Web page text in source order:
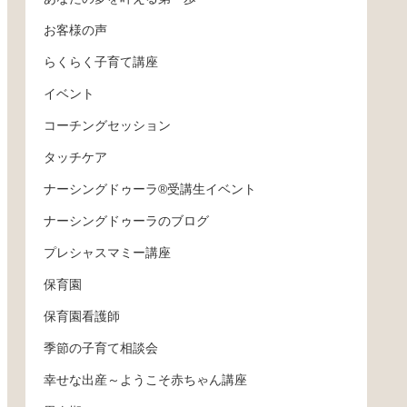
お客様の声
らくらく子育て講座
イベント
コーチングセッション
タッチケア
ナーシングドゥーラ®受講生イベント
ナーシングドゥーラのブログ
プレシャスマミー講座
保育園
保育園看護師
季節の子育て相談会
幸せな出産～ようこそ赤ちゃん講座